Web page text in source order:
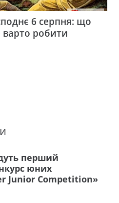
6 серпня: що
варто робити
перший
юних
Junior Competition»